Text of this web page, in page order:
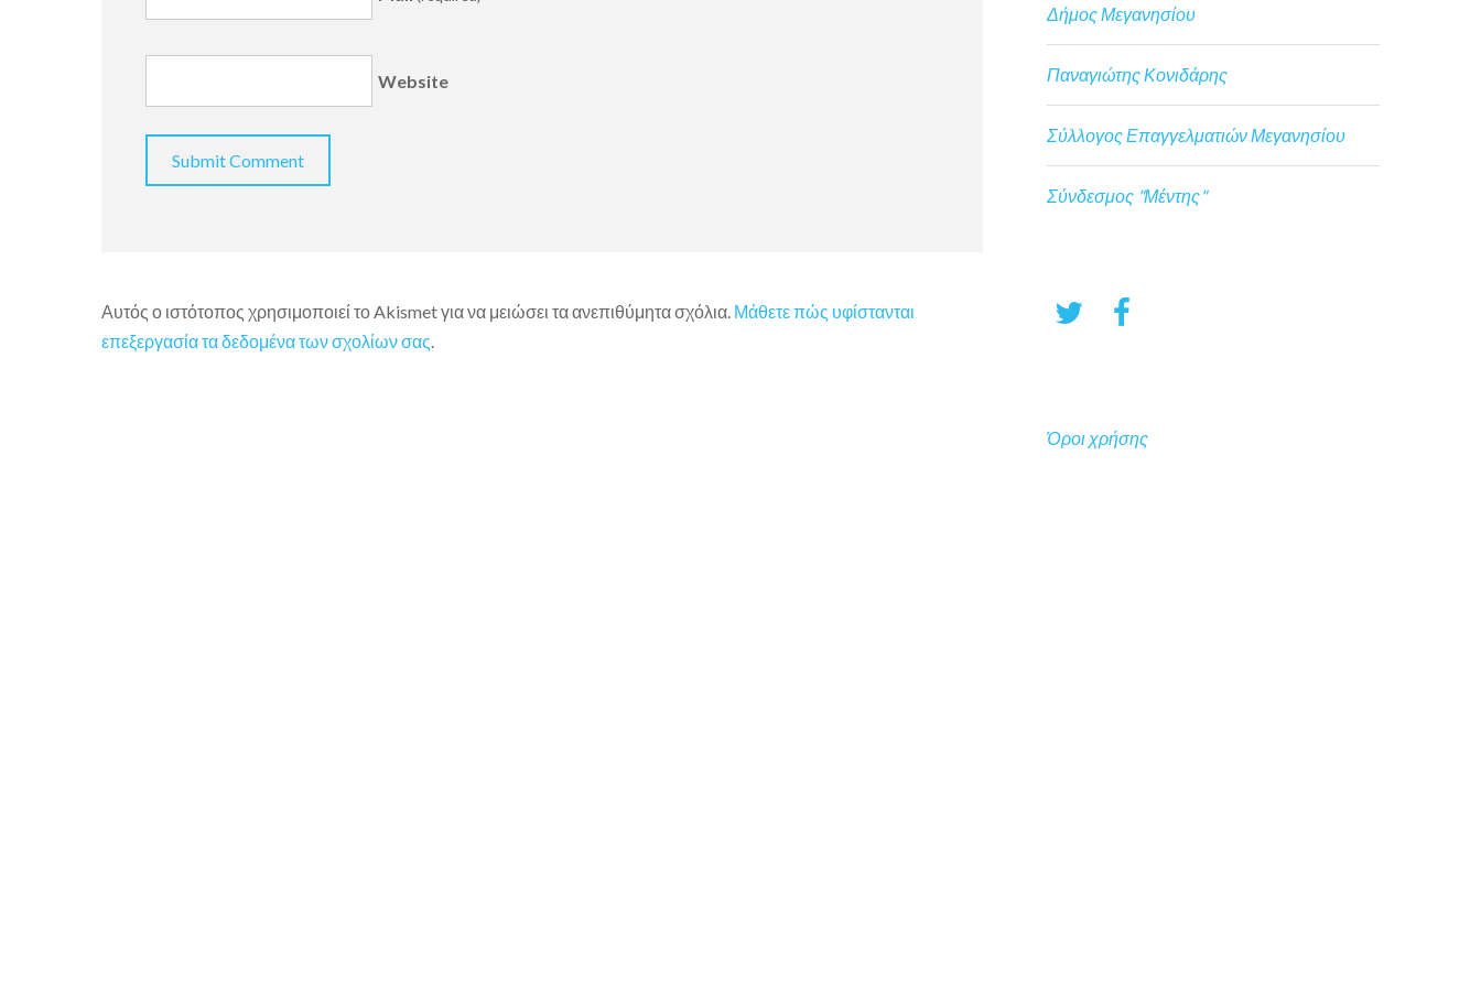
Website
Αυτός ο ιστότοπος χρησιμοποιεί το Akismet για να μειώσει τα ανεπιθύμητα σχόλια. Μάθετε πώς υφίστανται
επεξεργασία τα δεδομένα των σχολίων σας
Δήμος Μεγανησίου
Παναγιώτης Κονιδάρης
Σύλλογος Επαγγελματιών Μεγανησίου
Σύνδεσμος "Μέντης"
Όροι χρήσης